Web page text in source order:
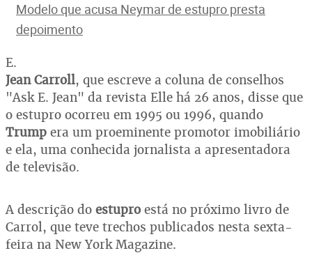
Modelo que acusa Neymar de estupro presta
depoimento
E.
Jean Carroll, que escreve a coluna de conselhos
"Ask E. Jean" da revista Elle há 26 anos, disse que
o estupro ocorreu em 1995 ou 1996, quando
Trump era um proeminente promotor imobiliário
e ela, uma conhecida jornalista a apresentadora
de televisão.
A descrição do estupro está no próximo livro de
Carrol, que teve trechos publicados nesta sexta-
feira na New York Magazine.